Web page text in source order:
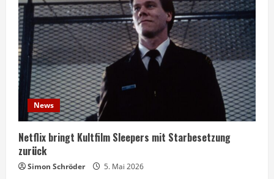
News
Netflix bringt Kultfilm Sleepers mit Starbesetzung
zurück
Simon Schröder 5. Mai 2026